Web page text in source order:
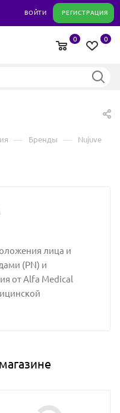
ВОЙТИ РЕГИСТРАЦИЯ
0
0
— Бренды — Nujuve
лица и
(РN) и
от Alfa Medical